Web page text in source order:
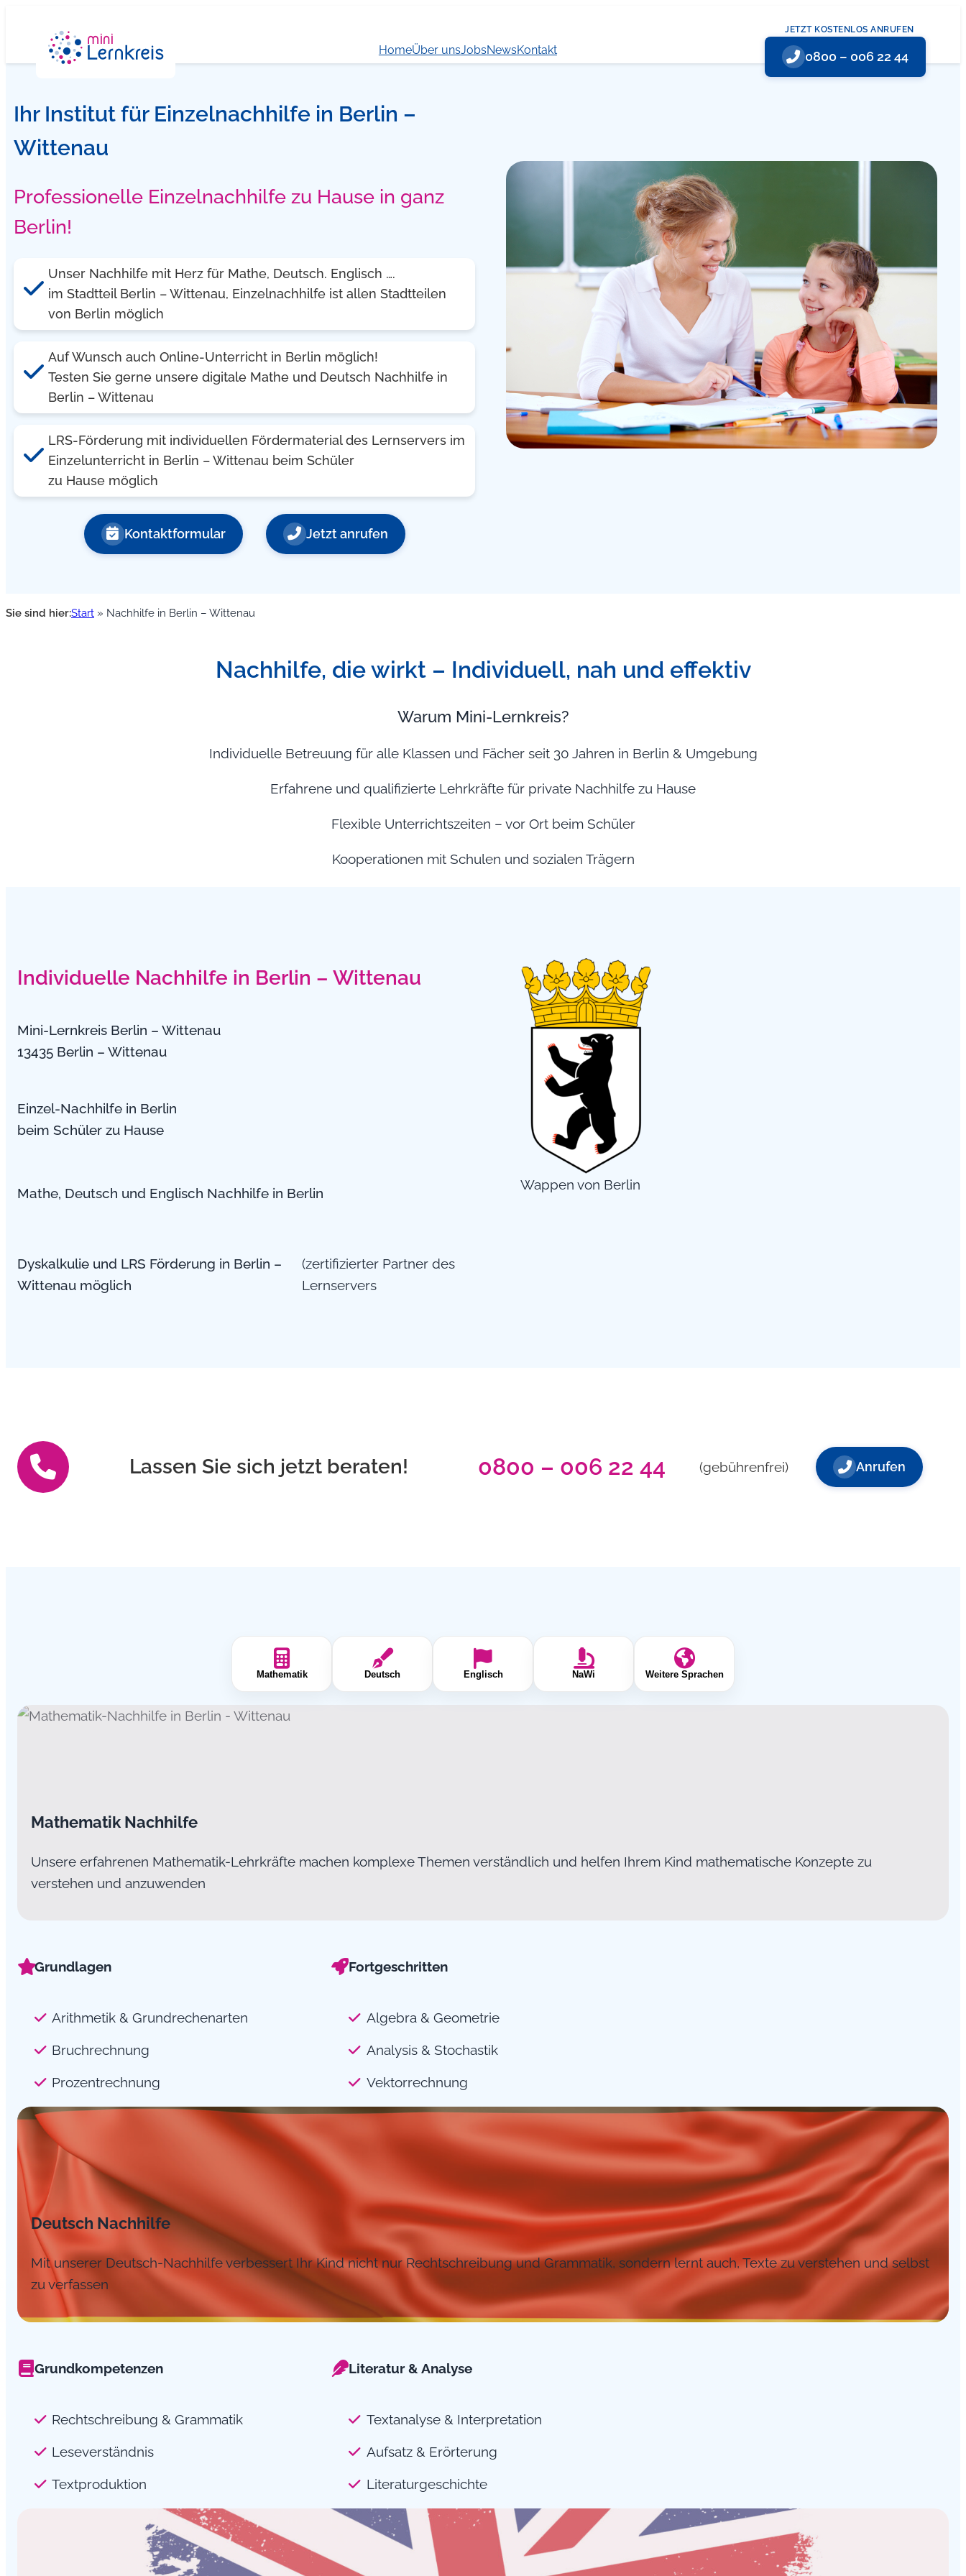
springen
HomeÜber unsJobsNewsKontakt
JETZT KOSTENLOS ANRUFEN
0800 – 006 22 44
Ihr Institut für Einzelnachhilfe in Berlin –
Wittenau
Professionelle Einzelnachhilfe zu Hause in ganz
Berlin!
Unser Nachhilfe mit Herz für Mathe, Deutsch. Englisch ….
im Stadtteil Berlin – Wittenau, Einzelnachhilfe ist allen Stadtteilen
von Berlin möglich
Auf Wunsch auch Online-Unterricht in Berlin möglich!
Testen Sie gerne unsere digitale Mathe und Deutsch Nachhilfe in
Berlin – Wittenau
LRS-Förderung mit individuellen Fördermaterial des Lernservers im
Einzelunterricht in Berlin – Wittenau beim Schüler
zu Hause möglich
Kontaktformular Jetzt anrufen
Sie sind hier:Start » Nachhilfe in Berlin – Wittenau
Nachhilfe, die wirkt – Individuell, nah und effektiv
Warum Mini-Lernkreis?
Individuelle Betreuung für alle Klassen und Fächer seit 30 Jahren in Berlin & Umgebung
Erfahrene und qualifizierte Lehrkräfte für private Nachhilfe zu Hause
Flexible Unterrichtszeiten – vor Ort beim Schüler
Kooperationen mit Schulen und sozialen Trägern
Individuelle Nachhilfe in Berlin – Wittenau
Mini-Lernkreis Berlin – Wittenau
13435 Berlin – Wittenau
Einzel-Nachhilfe in Berlin
beim Schüler zu Hause
Mathe, Deutsch und Englisch Nachhilfe in Berlin
Dyskalkulie und LRS Förderung in Berlin –
Wittenau möglich
(zertifizierter Partner des
Lernservers
Wappen von Berlin
Lassen Sie sich jetzt beraten! 0800 – 006 22 44 (gebührenfrei) Anrufen
Mathematik Deutsch Englisch NaWi Weitere Sprachen
Mathematik Nachhilfe
Unsere erfahrenen Mathematik-Lehrkräfte machen komplexe Themen verständlich und helfen Ihrem Kind mathematische Konzepte zu
verstehen und anzuwenden
Grundlagen
Arithmetik & Grundrechenarten
Bruchrechnung
Prozentrechnung
Fortgeschritten
Algebra & Geometrie
Analysis & Stochastik
Vektorrechnung
Deutsch Nachhilfe
Mit unserer Deutsch-Nachhilfe verbessert Ihr Kind nicht nur Rechtschreibung und Grammatik, sondern lernt auch, Texte zu verstehen und selbst
zu verfassen
Grundkompetenzen
Rechtschreibung & Grammatik
Leseverständnis
Textproduktion
Literatur & Analyse
Textanalyse & Interpretation
Aufsatz & Erörterung
Literaturgeschichte